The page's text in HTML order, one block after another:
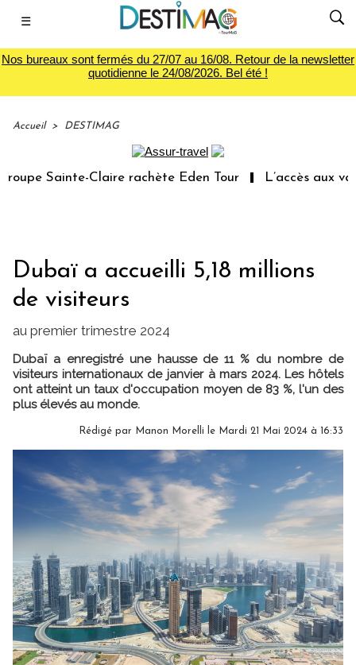
☰
Nos bureaux sont fermés du 27/07 au 16/08. Retour de la newsletter
quotidienne le 24/08/2026. Bel été !
Accueil > DESTIMAG
Sainte-Claire rachète Eden Tour L’accès aux
Dubaï a accueilli 5,18 millions
de visiteurs
au premier trimestre 2024
Dubaï a enregistré une hausse de 11 % du nombre de
visiteurs internationaux de janvier à mars 2024. Les hôtels
ont atteint un taux d'occupation moyen de 83 %, l'un des
plus élevés au monde.
Rédigé par Manon Morelli le Mardi 21 Mai 2024 à 16:33